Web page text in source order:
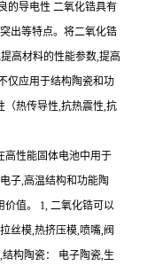
的导电性 二氧化锆具有
出等特点。将二氧化锆
高材料的性能参数,提高
仅应用于结构陶瓷和功
（热传导性,抗热震性,抗
高性能固体电池中用于
子,高温结构和功能陶
价值。 1, 二氧化锆可以
丝模,热挤压模,喷嘴,阀
构陶瓷： 电子陶瓷,生